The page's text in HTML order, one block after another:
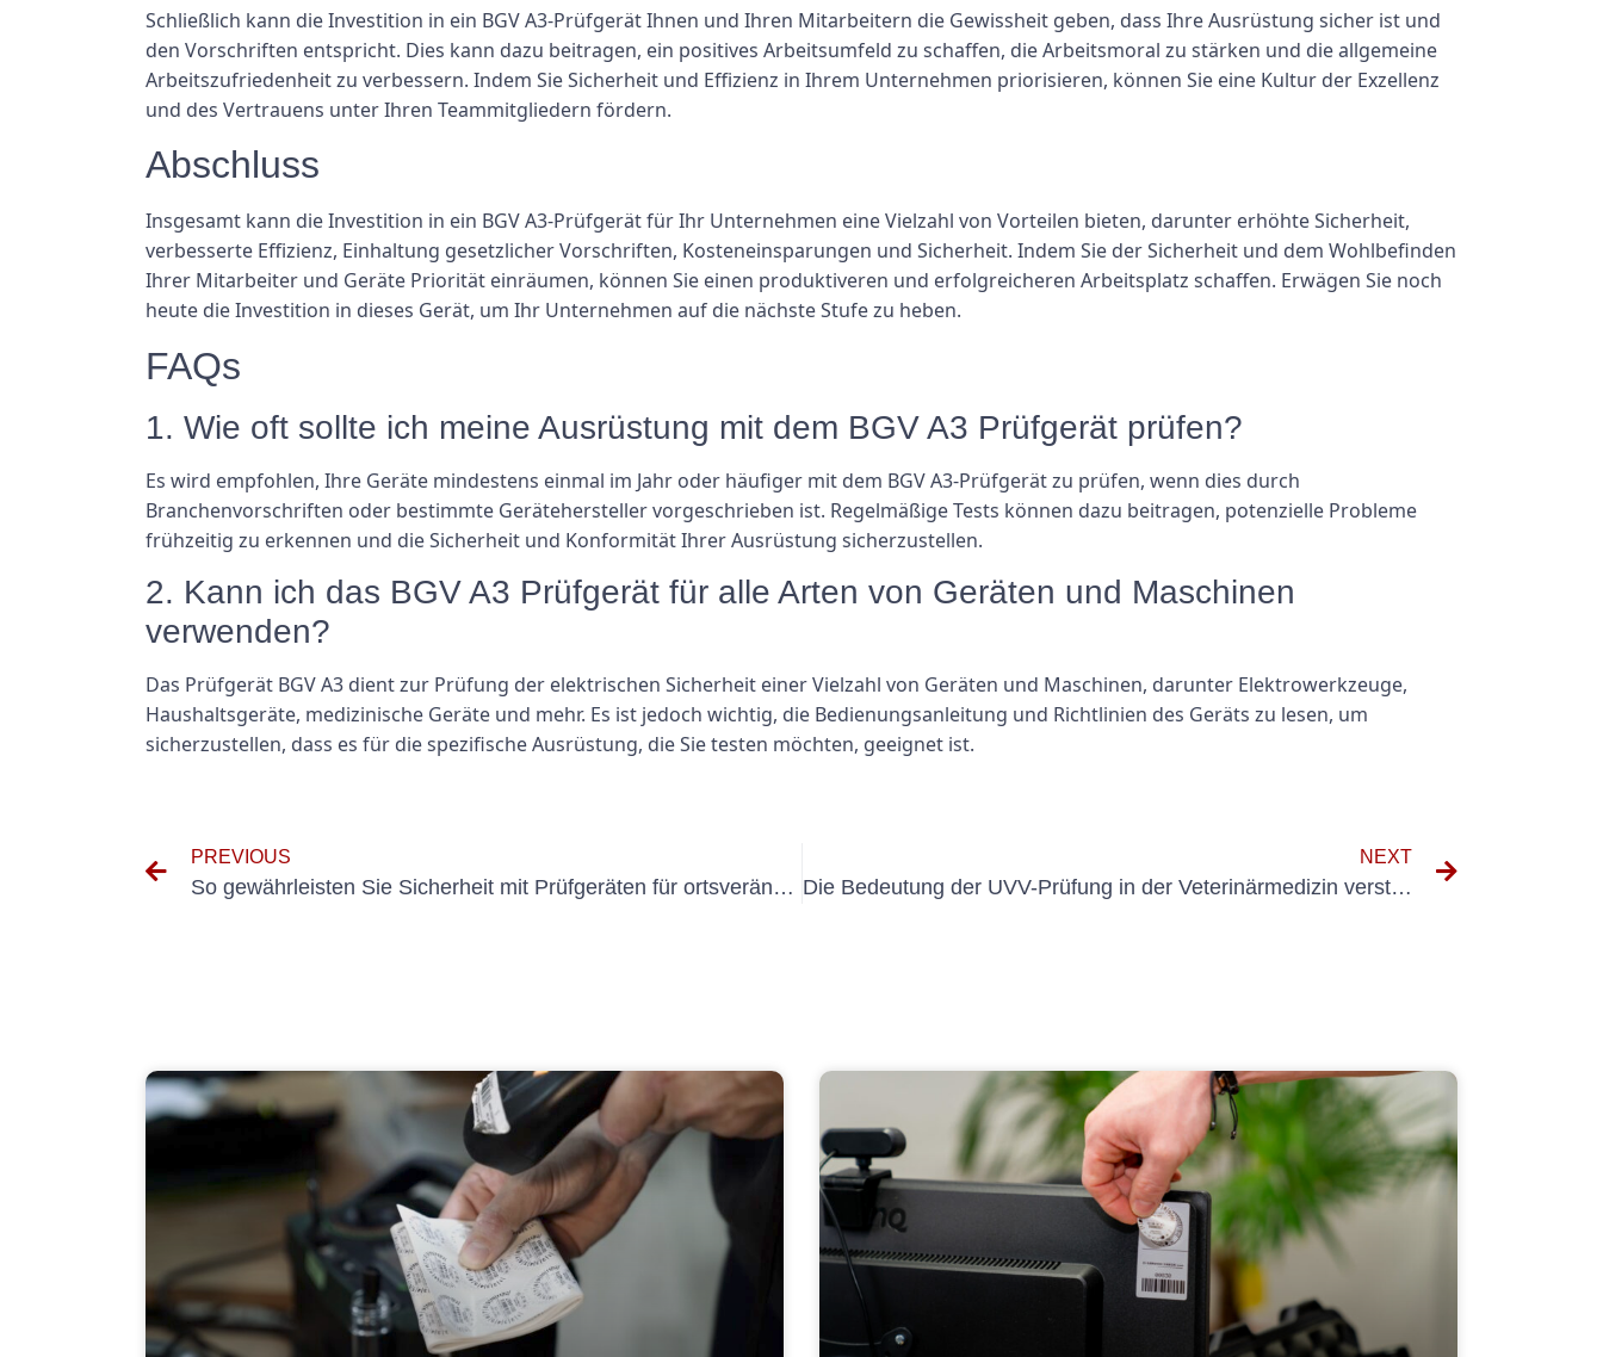
Schließlich kann die Investition in ein BGV A3-Prüfgerät Ihnen und Ihren Mitarbeitern die Gewissheit geben, dass Ihre Ausrüstung sicher ist und
den Vorschriften entspricht. Dies kann dazu beitragen, ein positives Arbeitsumfeld zu schaffen, die Arbeitsmoral zu stärken und die allgemeine
Arbeitszufriedenheit zu verbessern. Indem Sie Sicherheit und Effizienz in Ihrem Unternehmen priorisieren, können Sie eine Kultur der Exzellenz
und des Vertrauens unter Ihren Teammitgliedern fördern.
Abschluss
Insgesamt kann die Investition in ein BGV A3-Prüfgerät für Ihr Unternehmen eine Vielzahl von Vorteilen bieten, darunter erhöhte Sicherheit,
verbesserte Effizienz, Einhaltung gesetzlicher Vorschriften, Kosteneinsparungen und Sicherheit. Indem Sie der Sicherheit und dem Wohlbefinden
Ihrer Mitarbeiter und Geräte Priorität einräumen, können Sie einen produktiveren und erfolgreicheren Arbeitsplatz schaffen. Erwägen Sie noch
heute die Investition in dieses Gerät, um Ihr Unternehmen auf die nächste Stufe zu heben.
FAQs
1. Wie oft sollte ich meine Ausrüstung mit dem BGV A3 Prüfgerät prüfen?
Es wird empfohlen, Ihre Geräte mindestens einmal im Jahr oder häufiger mit dem BGV A3-Prüfgerät zu prüfen, wenn dies durch
Branchenvorschriften oder bestimmte Gerätehersteller vorgeschrieben ist. Regelmäßige Tests können dazu beitragen, potenzielle Probleme
frühzeitig zu erkennen und die Sicherheit und Konformität Ihrer Ausrüstung sicherzustellen.
2. Kann ich das BGV A3 Prüfgerät für alle Arten von Geräten und Maschinen
verwenden?
Das Prüfgerät BGV A3 dient zur Prüfung der elektrischen Sicherheit einer Vielzahl von Geräten und Maschinen, darunter Elektrowerkzeuge,
Haushaltsgeräte, medizinische Geräte und mehr. Es ist jedoch wichtig, die Bedienungsanleitung und Richtlinien des Geräts zu lesen, um
sicherzustellen, dass es für die spezifische Ausrüstung, die Sie testen möchten, geeignet ist.
PREVIOUS
So gewährleisten Sie Sicherheit mit Prüfgeräten für ortsveränderliche elektrische Betriebsmittel
NEXT
Die Bedeutung der UVV-Prüfung in der Veterinärmedizin verstehen